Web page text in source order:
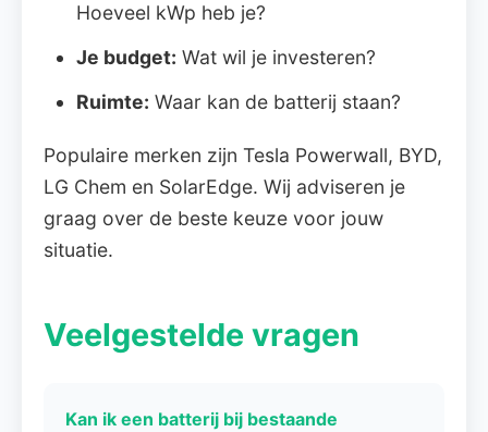
Hoeveel kWp heb je?
Je budget: Wat wil je investeren?
Ruimte: Waar kan de batterij staan?
Populaire merken zijn Tesla Powerwall, BYD,
LG Chem en SolarEdge. Wij adviseren je
graag over de beste keuze voor jouw
situatie.
Veelgestelde vragen
Kan ik een batterij bij bestaande